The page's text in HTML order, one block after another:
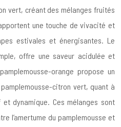
vert, créant des mélanges fruités
une touche de vivacité et
estivales et énergisantes. Le
offre une saveur acidulée et
orange propose un
citron vert, quant à
dynamique. Ces mélanges sont
l’amertume du pamplemousse et